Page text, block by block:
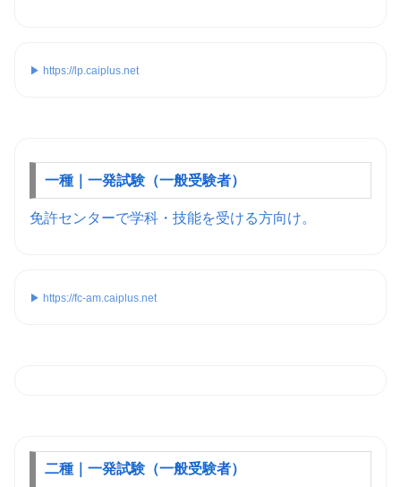
▶ https://lp.caiplus.net
一種｜一発試験（一般受験者）
免許センターで学科・技能を受ける方向け。
▶ https://fc-am.caiplus.net
二種｜一発試験（一般受験者）